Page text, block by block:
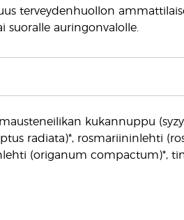
terveydenhuollon
suoralle auringonvalolle.
kukannuppu
radiata)*, rosmariininlehti
(origanum compactum)*,